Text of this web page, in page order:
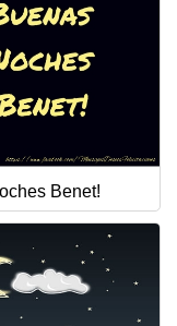
Benet!